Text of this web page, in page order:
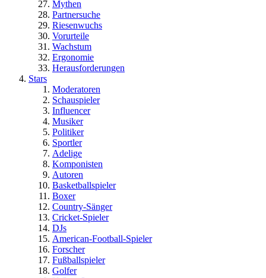
Mythen
Partnersuche
Riesenwuchs
Vorurteile
Wachstum
Ergonomie
Herausforderungen
Stars
Moderatoren
Schauspieler
Influencer
Musiker
Politiker
Sportler
Adelige
Komponisten
Autoren
Basketballspieler
Boxer
Country-Sänger
Cricket-Spieler
DJs
American-Football-Spieler
Forscher
Fußballspieler
Golfer